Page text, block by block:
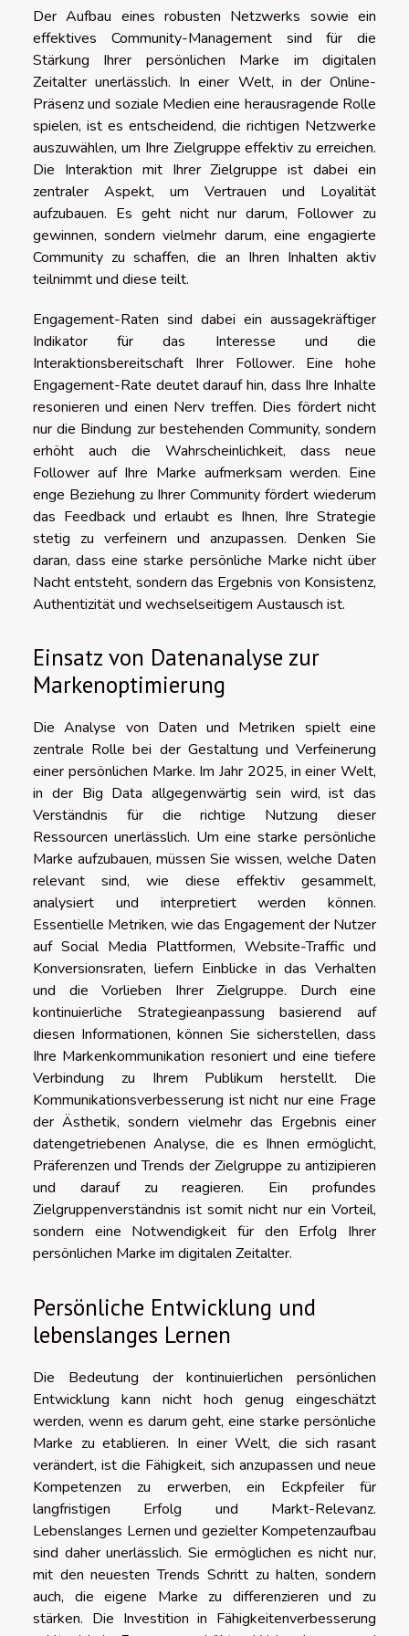
Der Aufbau eines robusten Netzwerks sowie ein
effektives Community-Management sind für die
Stärkung Ihrer persönlichen Marke im digitalen
Zeitalter unerlässlich. In einer Welt, in der Online-
Präsenz und soziale Medien eine herausragende Rolle
spielen, ist es entscheidend, die richtigen Netzwerke
auszuwählen, um Ihre Zielgruppe effektiv zu erreichen.
Die Interaktion mit Ihrer Zielgruppe ist dabei ein
zentraler Aspekt, um Vertrauen und Loyalität
aufzubauen. Es geht nicht nur darum, Follower zu
gewinnen, sondern vielmehr darum, eine engagierte
Community zu schaffen, die an Ihren Inhalten aktiv
teilnimmt und diese teilt.
Engagement-Raten sind dabei ein aussagekräftiger
Indikator für das Interesse und die
Interaktionsbereitschaft Ihrer Follower. Eine hohe
Engagement-Rate deutet darauf hin, dass Ihre Inhalte
resonieren und einen Nerv treffen. Dies fördert nicht
nur die Bindung zur bestehenden Community, sondern
erhöht auch die Wahrscheinlichkeit, dass neue
Follower auf Ihre Marke aufmerksam werden. Eine
enge Beziehung zu Ihrer Community fördert wiederum
das Feedback und erlaubt es Ihnen, Ihre Strategie
stetig zu verfeinern und anzupassen. Denken Sie
daran, dass eine starke persönliche Marke nicht über
Nacht entsteht, sondern das Ergebnis von Konsistenz,
Authentizität und wechselseitigem Austausch ist.
Einsatz von Datenanalyse zur
Markenoptimierung
Die Analyse von Daten und Metriken spielt eine
zentrale Rolle bei der Gestaltung und Verfeinerung
einer persönlichen Marke. Im Jahr 2025, in einer Welt,
in der Big Data allgegenwärtig sein wird, ist das
Verständnis für die richtige Nutzung dieser
Ressourcen unerlässlich. Um eine starke persönliche
Marke aufzubauen, müssen Sie wissen, welche Daten
relevant sind, wie diese effektiv gesammelt,
analysiert und interpretiert werden können.
Essentielle Metriken, wie das Engagement der Nutzer
auf Social Media Plattformen, Website-Traffic und
Konversionsraten, liefern Einblicke in das Verhalten
und die Vorlieben Ihrer Zielgruppe. Durch eine
kontinuierliche Strategieanpassung basierend auf
diesen Informationen, können Sie sicherstellen, dass
Ihre Markenkommunikation resoniert und eine tiefere
Verbindung zu Ihrem Publikum herstellt. Die
Kommunikationsverbesserung ist nicht nur eine Frage
der Ästhetik, sondern vielmehr das Ergebnis einer
datengetriebenen Analyse, die es Ihnen ermöglicht,
Präferenzen und Trends der Zielgruppe zu antizipieren
und darauf zu reagieren. Ein profundes
Zielgruppenverständnis ist somit nicht nur ein Vorteil,
sondern eine Notwendigkeit für den Erfolg Ihrer
persönlichen Marke im digitalen Zeitalter.
Persönliche Entwicklung und
lebenslanges Lernen
Die Bedeutung der kontinuierlichen persönlichen
Entwicklung kann nicht hoch genug eingeschätzt
werden, wenn es darum geht, eine starke persönliche
Marke zu etablieren. In einer Welt, die sich rasant
verändert, ist die Fähigkeit, sich anzupassen und neue
Kompetenzen zu erwerben, ein Eckpfeiler für
langfristigen Erfolg und Markt-Relevanz.
Lebenslanges Lernen und gezielter Kompetenzaufbau
sind daher unerlässlich. Sie ermöglichen es nicht nur,
mit den neuesten Trends Schritt zu halten, sondern
auch, die eigene Marke zu differenzieren und zu
stärken. Die Investition in Fähigkeitenverbesserung